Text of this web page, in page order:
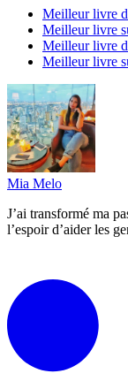
Meilleur livre
Meilleur livre
Meilleur livre
Meilleur livre
Mia Melo
J’ai transformé ma
l’espoir d’aider les